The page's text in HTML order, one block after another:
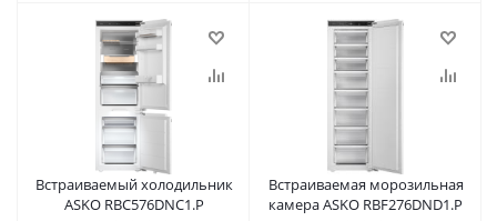
Встраиваемый холодильник
ASKO RBC576DNC1.P
Встраиваемая морозильная
камера ASKO RBF276DND1.P